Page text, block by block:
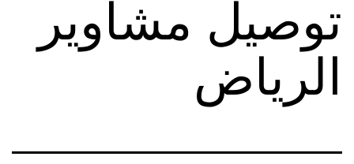
توصيل مشاوير
الرياض